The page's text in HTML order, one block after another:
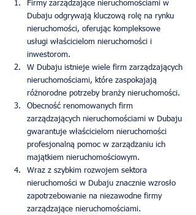
Firmy zarządzające nieruchomościami w
Dubaju odgrywają kluczową rolę na rynku
nieruchomości, oferując kompleksowe
usługi właścicielom nieruchomości i
inwestorom.
W Dubaju istnieje wiele firm zarządzających
nieruchomościami, które zaspokajają
różnorodne potrzeby branży nieruchomości.
Obecność renomowanych firm
zarządzających nieruchomościami w Dubaju
gwarantuje właścicielom nieruchomości
profesjonalną pomoc w zarządzaniu ich
majątkiem nieruchomościowym.
Wraz z szybkim rozwojem sektora
nieruchomości w Dubaju znacznie wzrosło
zapotrzebowanie na niezawodne firmy
zarządzające nieruchomościami.